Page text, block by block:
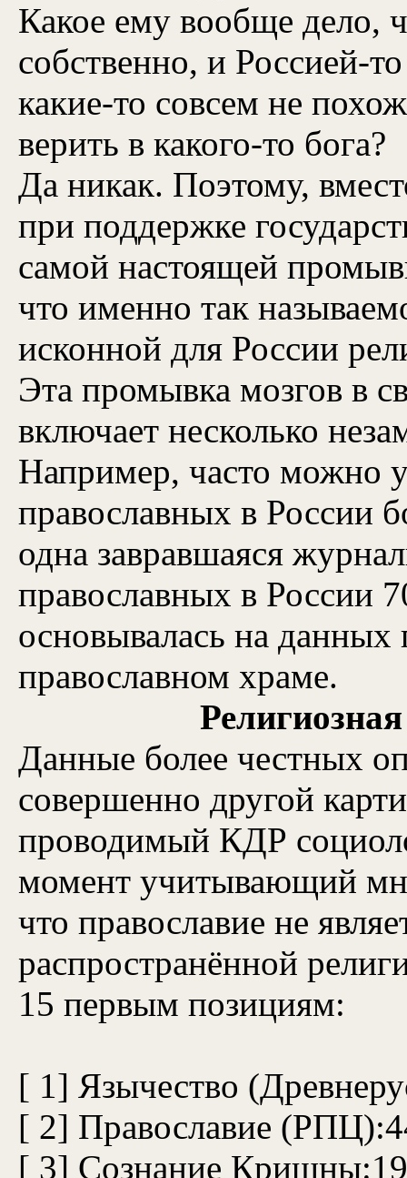
Какое ему вообще дело,
собственно, и Россией-
какие-то совсем не
верить в какого-то бога?
Да никак. Поэтому,
при поддержке
самой настоящей
что именно так
исконной для России
Эта промывка мозгов в
включает несколько
Например, часто можно
православных в России
одна завравшаяся
православных в России
основывалась на
православном храме.
Данные более честных
совершенно другой
проводимый КДР
момент учитывающий
что православие не
распространённой
15 первым позициям:
[ 1] Язычество
[ 2] Православие
[ 3] Сознание